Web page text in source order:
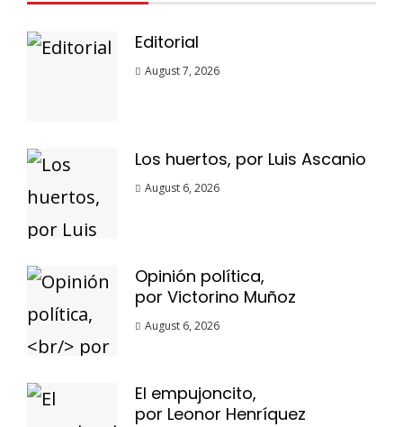
Editorial
August 7, 2026
Los huertos, por Luis Ascanio
August 6, 2026
Opinión política,
por Victorino Muñoz
August 6, 2026
El empujoncito,
por Leonor Henríquez